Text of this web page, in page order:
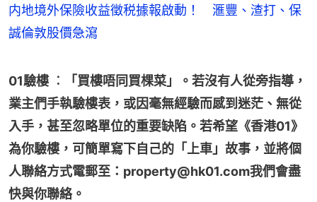
内地境外保險收益徵税據報啟動！ 滙豐、渣打、保
誠倫敦股價急瀉
01驗樓 ︰「買樓唔同買棵菜」。若沒有人從旁指導，
業主們手執驗樓表，或因毫無經驗而感到迷茫、無從
入手，甚至忽略單位的重要缺陷。若希望《香港01》
為你驗樓，可簡單寫下自己的「上車」故事，並將個
人聯絡方式電郵至：property@hk01.com我們會盡
快與你聯絡。